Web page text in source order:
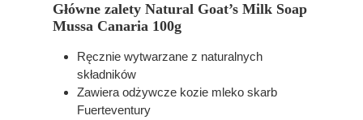
Główne zalety Natural Goat’s Milk Soap
Mussa Canaria 100g
Ręcznie wytwarzane z naturalnych
składników
Zawiera odżywcze kozie mleko skarb
Fuerteventury